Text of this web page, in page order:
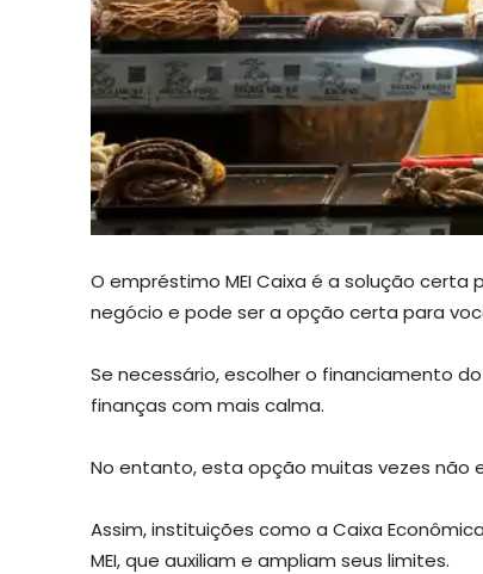
O empréstimo MEI Caixa é a solução
negócio e pode ser a opção certa para
Se necessário, escolher o financiamento
finanças com mais calma.
No entanto, esta opção muitas vezes não
Assim, instituições como a Caixa
MEI, que auxiliam e ampliam seus limites.